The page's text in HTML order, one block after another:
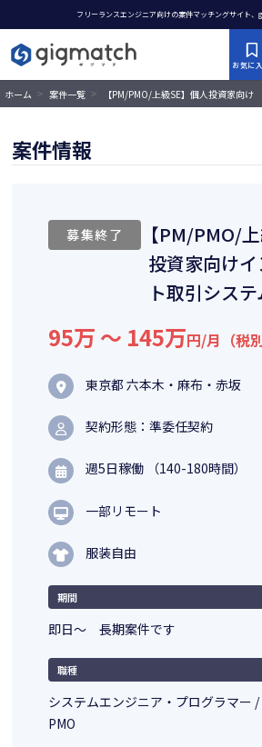
フリーランスエンジニア向けの案件マッチングサイト
お気に
ホーム > 案件一覧 >
【PM/PMO/上級SE】個人投資家向け
案件情報
募集終了
【PM/PMO/
投資家向け
ト取引シス
95万 〜 145万円/月（税別
東京都 六本木・麻布・赤坂
契約形態：準委任契約
週5日稼働 （140-180時間）
一部リモート
服装自由
期間
即日～ 長期案件です
職種
システムエンジニア・プログラマー /
PMO